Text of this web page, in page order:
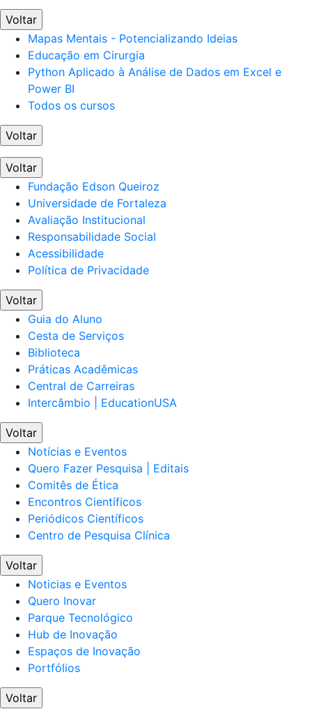
Voltar
Mapas Mentais - Potencializando Ideias
Educação em Cirurgia
Python Aplicado à Análise de Dados em Excel e
Power BI
Todos os cursos
Voltar
Voltar
Fundação Edson Queiroz
Universidade de Fortaleza
Avaliação Institucional
Responsabilidade Social
Acessibilidade
Política de Privacidade
Voltar
Guia do Aluno
Cesta de Serviços
Biblioteca
Práticas Acadêmicas
Central de Carreiras
Intercâmbio | EducationUSA
Voltar
Notícias e Eventos
Quero Fazer Pesquisa | Editais
Comitês de Ética
Encontros Científicos
Periódicos Científicos
Centro de Pesquisa Clínica
Voltar
Noticias e Eventos
Quero Inovar
Parque Tecnológico
Hub de Inovação
Espaços de Inovação
Portfólios
Voltar